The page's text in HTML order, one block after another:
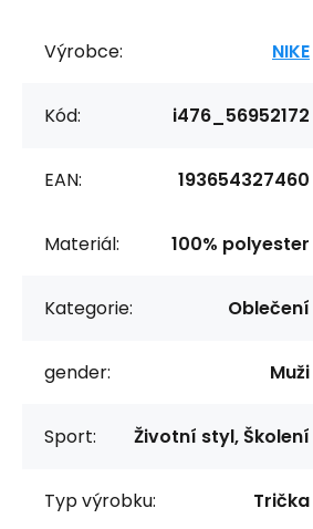
Výrobce: NIKE
Kód: i476_56952172
EAN: 193654327460
Materiál: 100% polyester
Kategorie: Oblečení
gender: Muži
Sport: Životní styl, Školení
Typ výrobku: Trička